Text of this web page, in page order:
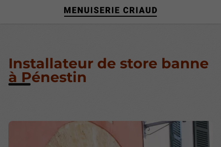
Installateur de store banne
à Pénestin